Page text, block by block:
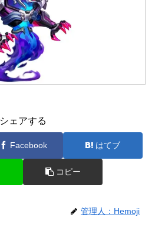
シェアする
Facebook はてブ
コピー
管理人：Hemoji